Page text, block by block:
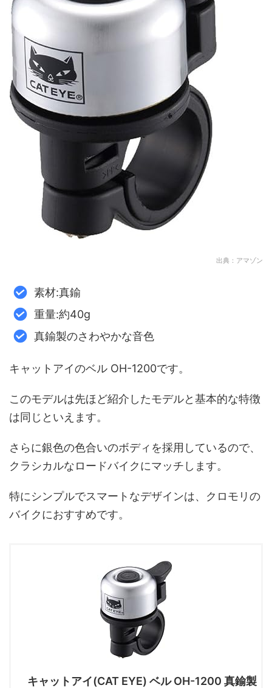
出典：アマゾン
素材:真鍮
重量:約40g
真鍮製のさわやかな音色
キャットアイのベル OH-1200です。
このモデルは先ほど紹介したモデルと基本的な特徴
は同じといえます。
さらに銀色の色合いのボディを採用しているので、
クラシカルなロードバイクにマッチします。
特にシンプルでスマートなデザインは、クロモリの
バイクにおすすめです。
キャットアイ(CAT EYE) ベル OH-1200 真鍮製